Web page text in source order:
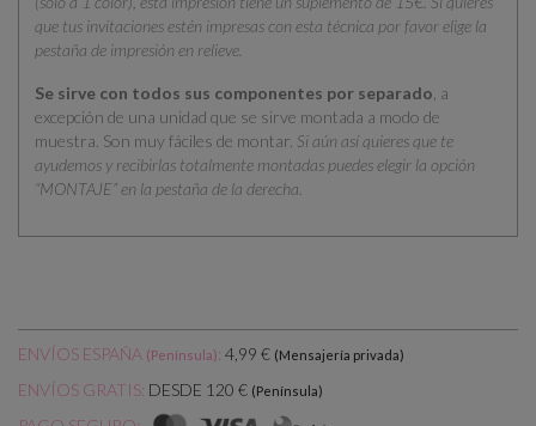
que tus invitaciones estén impresas con esta técnica por favor elige la
pestaña de impresión en relieve.
Se sirve con todos sus componentes por separado , a
excepción de una unidad que se sirve montada a modo de
muestra. Son muy fáciles de montar. Si aún así quieres que te
ayudemos y recibirlas totalmente montadas puedes elegir la opción
“MONTAJE” en la pestaña de la derecha.
ENVÍOS ESPAÑA (Península): 4,99 € (Mensajería privada)
ENVÍOS GRATIS: DESDE 120 € (Península)